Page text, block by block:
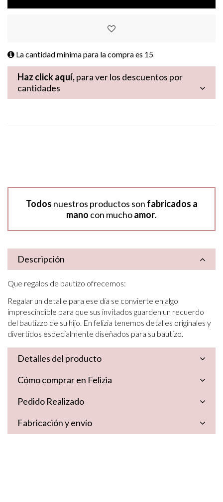
La cantidad mínima para la compra es 15
Haz click aquí,para ver los descuentos por
cantidades
Todos nuestros productos son fabricados a
mano con muchoamor.
Descripción
Que regalos de bautizo ofrecemos:
Regalar un detalle para ese día se convierte en algo
imprescindible para que sus invitados guarden un recuerdo
del bautizzo de su hijo. En felizia tenemos detalles originales y
divertidos especialmente diseñados para su bautizo.
Detalles del producto
Cómo comprar en Felizia
Pedido Realizado
Fabricación y envío